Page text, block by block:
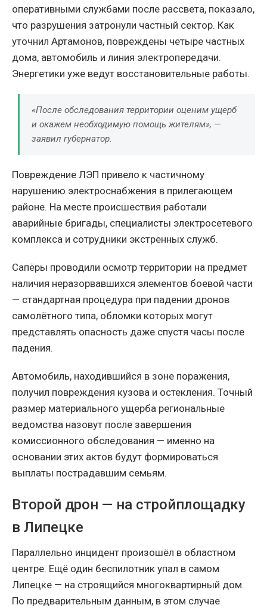
оперативными службами после рассвета, показало,
что разрушения затронули частный сектор. Как
уточнил Артамонов, повреждены четыре частных
дома, автомобиль и линия электропередачи.
Энергетики уже ведут восстановительные работы.
«После обследования территории оценим ущерб
и окажем необходимую помощь жителям», —
заявил губернатор.
Повреждение ЛЭП привело к частичному
нарушению электроснабжения в прилегающем
районе. На месте происшествия работали
аварийные бригады, специалисты электросетевого
комплекса и сотрудники экстренных служб.
Сапёры проводили осмотр территории на предмет
наличия неразорвавшихся элементов боевой части
— стандартная процедура при падении дронов
самолётного типа, обломки которых могут
представлять опасность даже спустя часы после
падения.
Автомобиль, находившийся в зоне поражения,
получил повреждения кузова и остекления. Точный
размер материального ущерба региональные
ведомства назовут после завершения
комиссионного обследования — именно на
основании этих актов будут формироваться
выплаты пострадавшим семьям.
Второй дрон — на стройплощадку
в Липецке
Параллельно инцидент произошёл в областном
центре. Ещё один беспилотник упал в самом
Липецке — на строящийся многоквартирный дом.
По предварительным данным, в этом случае